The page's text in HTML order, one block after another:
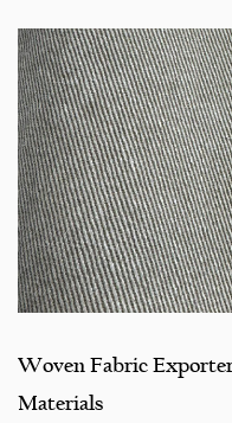
dengan pusat layanan
persyaratan sumber
Handle Various